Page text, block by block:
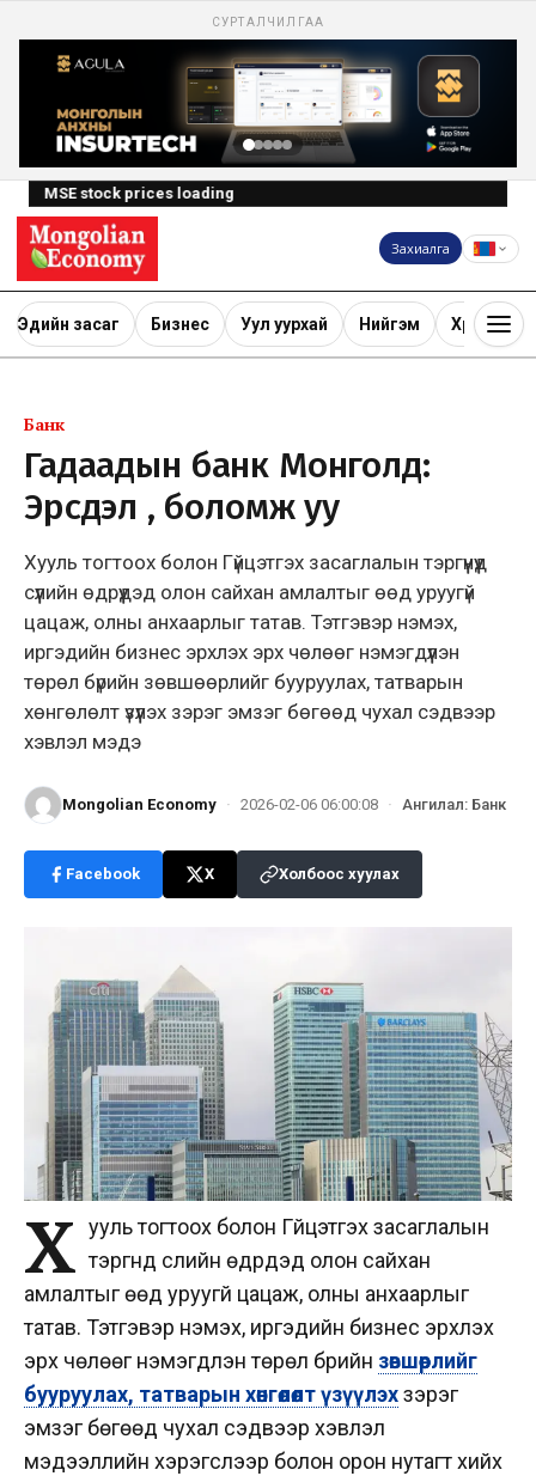
СУРТАЛЧИЛГАА
MSE stock prices loading
Захиалга
Эдийн засаг Бизнес Уул уурхай Нийгэм Хөрөнгө
Банк
Гадаадын банк Монголд:
Эрсдэл үү, боломж уу
Хууль тогтоох болон Гүйцэтгэх засаглалын тэргүүнүүд
сүүлийн өдрүүдэд олон сайхан амлалтыг өөд уруугүй
цацаж, олны анхаарлыг татав. Тэтгэвэр нэмэх,
иргэдийн бизнес эрхлэх эрх чөлөөг нэмэгдүүлэн
төрөл бүрийн зөвшөөрлийг бууруулах, татварын
хөнгөлөлт үзүүлэх зэрэг эмзэг бөгөөд чухал сэдвээр
хэвлэл мэдэ
Mongolian Economy · 2026-02-06 06:00:08 · Ангилал: Банк
Facebook X Холбоос хуулах
Х ууль тогтоох болон Гүйцэтгэх засаглалын
тэргүүнүүд сүүлийн өдрүүдэд олон сайхан
амлалтыг өөд уруугүй цацаж, олны анхаарлыг
татав. Тэтгэвэр нэмэх, иргэдийн бизнес эрхлэх
эрх чөлөөг нэмэгдүүлэн төрөл бүрийн зөвшөөрлийг
бууруулах, татварын хөнгөлөлт үзүүлэхзэрэг
эмзэг бөгөөд чухал сэдвээр хэвлэл
мэдээллийн хэрэгслээр болон орон нутагт хийх